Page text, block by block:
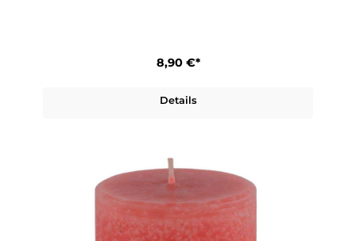
8,90 €*
Details